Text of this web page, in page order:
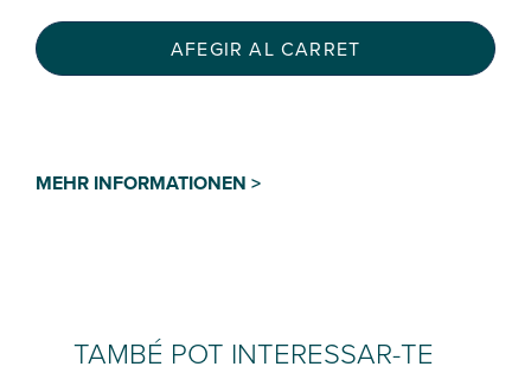
AFEGIR AL CARRET
MEHR INFORMATIONEN >
TAMBÉ POT INTERESSAR-TE